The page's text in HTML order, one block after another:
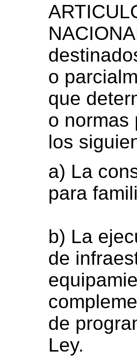
o
que
o normas
los
a) La
para
b) La
de
de
Ley.